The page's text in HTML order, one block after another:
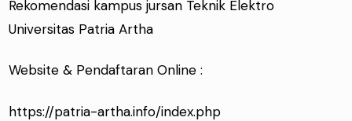
Rekomendasi kampus jursan Teknik Elektro
Universitas Patria Artha
Website & Pendaftaran Online :
https://patria-artha.info/index.php